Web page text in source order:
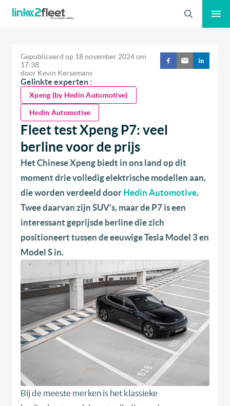
Zoeken
Gepubliceerd op 18 november 2024om
17:38
door Kevin Kersemans
Gelinkte experten :
Xpeng (by Hedin Automotive)
Hedin Automotive
Fleet test Xpeng P7: veel
berline voor de prijs
Het Chinese Xpeng biedt in ons land op dit
moment drie volledig elektrische modellen aan,
die worden verdeeld door Hedin Automotive.
Twee daarvan zijn SUV’s, maar de P7 is een
interessant geprijsde berline die zich
positioneert tussen de eeuwige Tesla Model 3 en
Model S in.
Bij de meeste merken is het klassieke